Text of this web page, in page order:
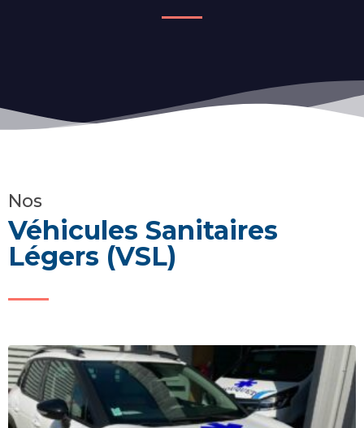
Véhicules Sanitaires
Légers (VSL)
Nos